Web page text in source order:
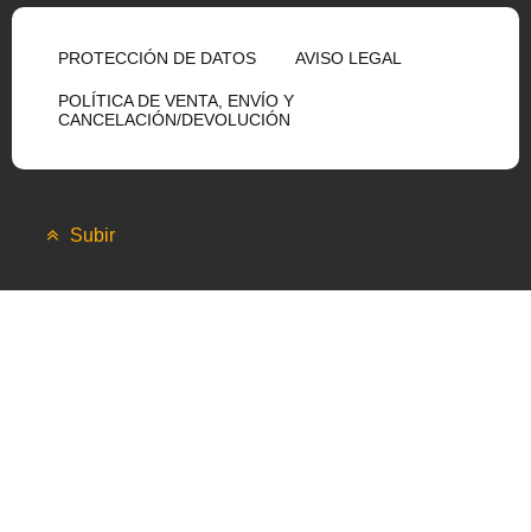
PROTECCIÓN DE DATOS AVISO LEGAL
POLÍTICA DE VENTA, ENVÍO Y
CANCELACIÓN/DEVOLUCIÓN
Subir